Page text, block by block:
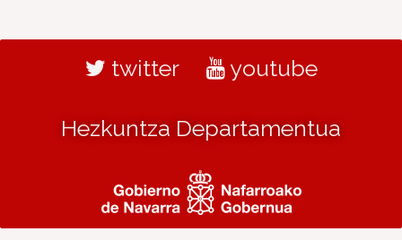
twitter youtube
Hezkuntza Departamentua